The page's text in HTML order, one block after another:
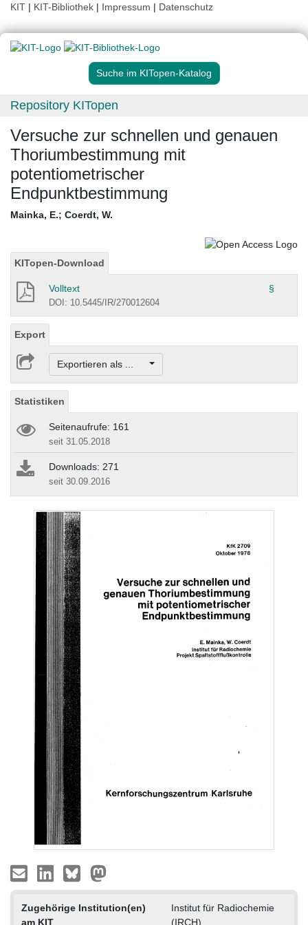
KIT | KIT-Bibliothek | Impressum | Datenschutz
Suche im KITopen-Katalog
Repository KITopen
Versuche zur schnellen und genauen
Thoriumbestimmung mit
potentiometrischer
Endpunktbestimmung
Mainka, E.; Coerdt, W.
KITopen-Download
Volltext §
DOI: 10.5445/IR/270012604
Export
Exportieren als ...
Statistiken
Seitenaufrufe: 161
seit 31.05.2018
Downloads: 271
seit 30.09.2016
Zugehörige Institution(en)
am KIT
Institut für Radiochemie
(IRCH)